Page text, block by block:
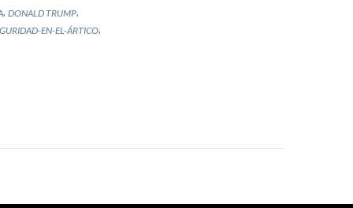
, DONALD TRUMP,
EN-EL-ÁRTICO,